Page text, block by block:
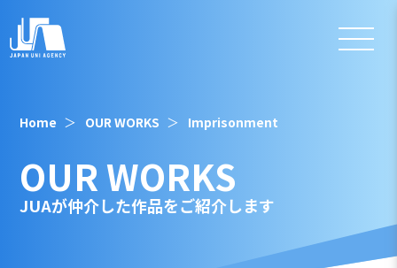
Home OUR WORKS Imprisonment
OUR WORKS
JUAが仲介した作品をご紹介します